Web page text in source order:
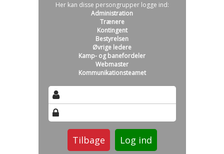
Her kan disse persongrupper logge ind:
Administration
Trænere
Kontingent
Bestyrelsen
Øvrige ledere
Kamp- og banefordeler
Webmaster
Kommunikationsteamet
Tilbage